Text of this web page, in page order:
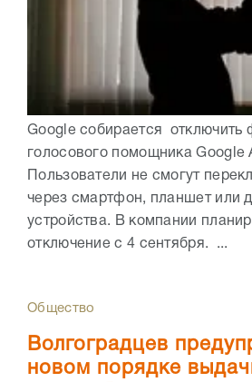
Google собирается отключить
голосового помощника Google
Пользователи не смогут
через смартфон, планшет или
устройства. В компании
отключение с 4 сентября. ...
Общество
Волгоградцев
новом порядке